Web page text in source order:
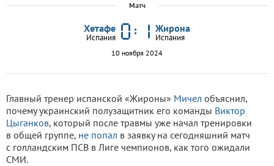
Матч
Хетафе
Испания
Жирона
Испания
10 ноября 2024
Главный тренер испанской «Жироны» Мичел объяснил,
почему украинский полузащитник его команды Виктор
Цыганков, который после травмы уже начал тренировки
в общей группе, не попал в заявку на сегодняшний матч
с голландским ПСВ в Лиге чемпионов, как того ожидали
СМИ.